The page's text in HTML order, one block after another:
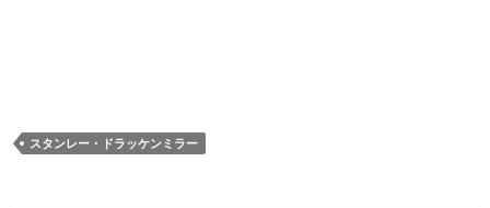
スタンレー・ドラッケンミラー